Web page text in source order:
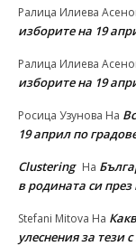
Ралица Илиева
изборите на 19
Ралица Илиева
изборите на 19
Росица Узунова На
19 април по
Clustering На
в родината си
Stefani Mitova На
улеснeния за тези